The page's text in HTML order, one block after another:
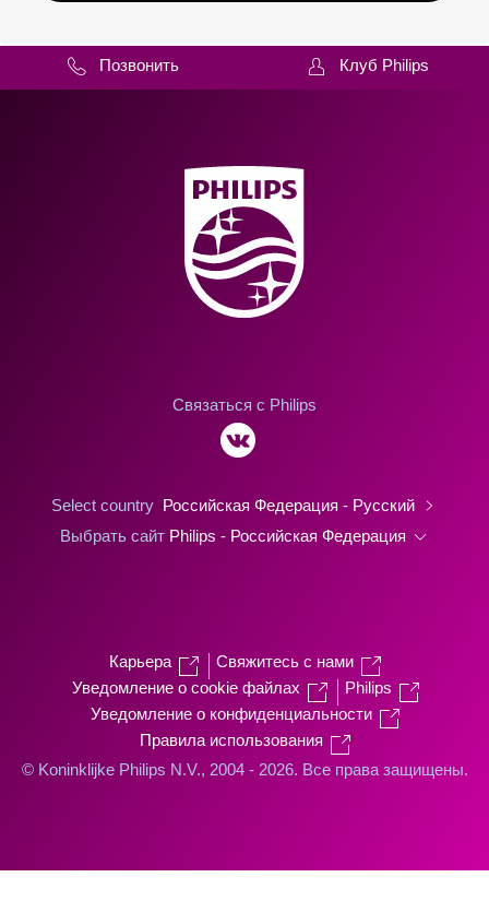
Позвонить Клуб Philips
Связаться с Philips
Select country Российская Федерация - Русский
Выбрать сайт Philips - Российская Федерация
Карьера
Свяжитесь с нами
Уведомление о cookie файлах
Philips
Уведомление о конфиденциальности
Правила использования
© Koninklijke Philips N.V., 2004 - 2026. Все права защищены.